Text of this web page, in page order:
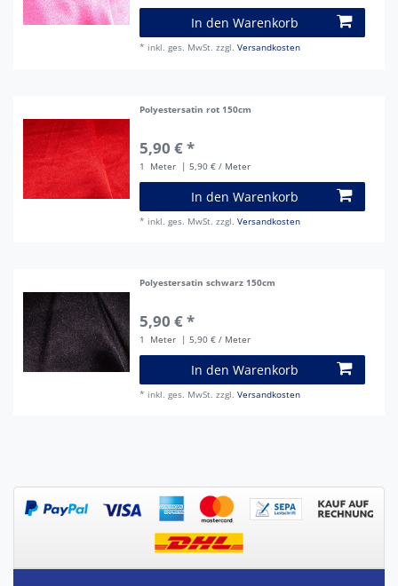
In den Warenkorb
* inkl. ges. MwSt. zzgl.Versandkosten
Polyestersatin rot 150cm
5,90 € *
1 Meter | 5,90 € / Meter
In den Warenkorb
* inkl. ges. MwSt. zzgl.Versandkosten
Polyestersatin schwarz 150cm
5,90 € *
1 Meter | 5,90 € / Meter
In den Warenkorb
* inkl. ges. MwSt. zzgl.Versandkosten